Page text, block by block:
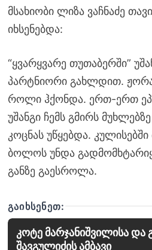
მსახიობი ლიზა ვაჩნაძე
იხსენებდა:
“ყვარყვარე თუთაბერში”
პარტნიორი გახლდით.
როლი ჰქონდა. ერთ-ერთ
უშანგი ჩემს გმირს
კოცნას უწყებდა.
ბოლოს უნდა
განზე გაესროლა.
ᲒᲐᲘᲮᲡᲔᲜᲔᲗ:
კოტე მარჯანიშვილისა და
შავგულიძის ამბავი